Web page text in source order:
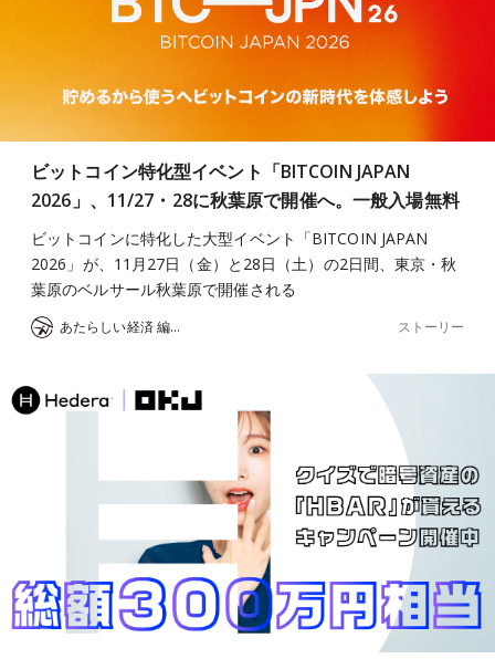
ビットコイン特化型イベント「BITCOIN JAPAN
2026」、11/27・28に秋葉原で開催へ。一般入場無料
ビットコインに特化した大型イベント「BITCOIN JAPAN
2026」が、11月27日（金）と28日（土）の2日間、東京・秋
葉原のベルサール秋葉原で開催される
あたらしい経済 編集部 ストーリー